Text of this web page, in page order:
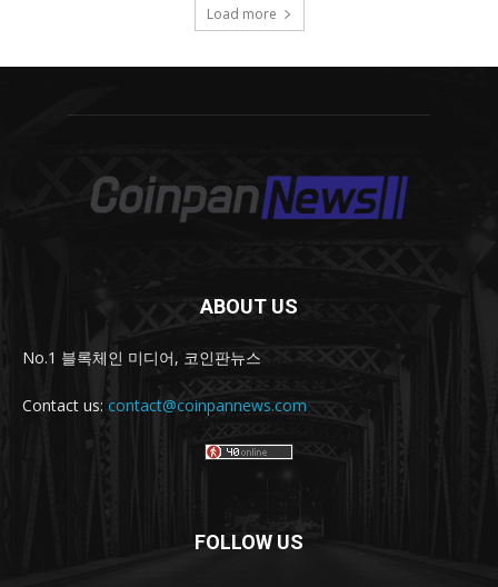
ABOUT US
No.1 블록체인 미디어, 코인판뉴스
Contact us: contact@coinpannews.com
FOLLOW US